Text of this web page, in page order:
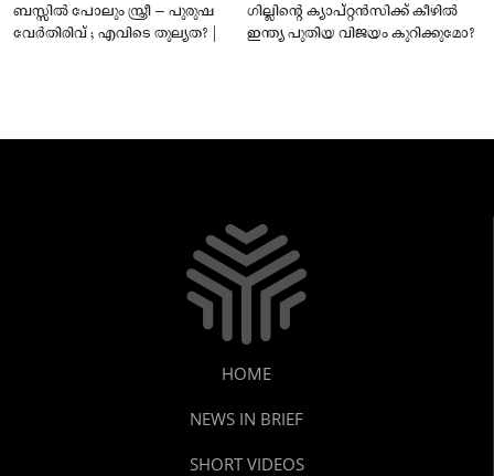
ബസ്സിൽ പോലും സ്ത്രീ – പുരുഷ
വേർതിരിവ് ; എവിടെ തുല്യത? |
ഗില്ലിന്റെ ക്യാപ്റ്റന്‍സിക്ക് കീഴില്‍
ഇന്ത്യ പുതിയ വിജയം കുറിക്കുമോ?
HOME
NEWS IN BRIEF
SHORT VIDEOS